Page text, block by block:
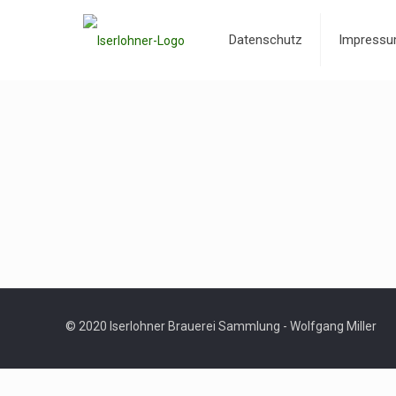
Datenschutz
© 2020 Iserlohner Brauerei Sammlung - Wolfgang Miller